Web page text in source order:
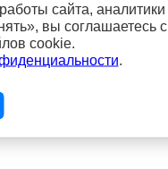
сайта, аналитики
вы соглашаетесь с
cookie.
.